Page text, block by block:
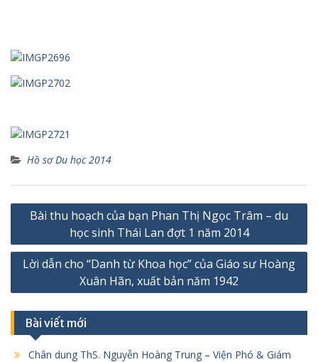
Hồ sơ Du học 2014
Điều
bài
viết
Bài thu hoạch của bạn Phan Thị Ngọc Trâm – du
học sinh Thái Lan đợt 1 năm 2014
Lời dẫn cho “Danh từ Khoa học” của Giáo sư Hoàng
Xuân Hãn, xuất bản năm 1942
Bài viết mới
Chân dung ThS. Nguyễn Hoàng Trung – Viện Phó & Giám